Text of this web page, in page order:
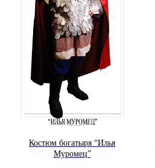
Костюм богатыря “Илья
Муромец”